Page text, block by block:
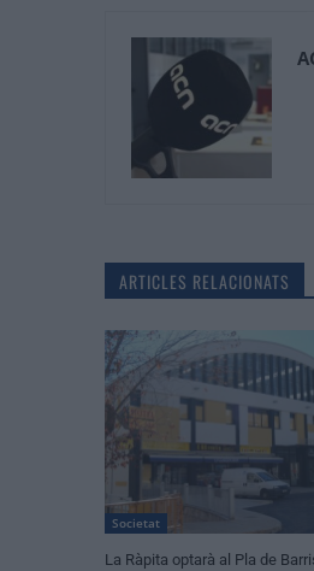
ARTICLES RELACIONATS
Societat
La Ràpita optarà al Pla de